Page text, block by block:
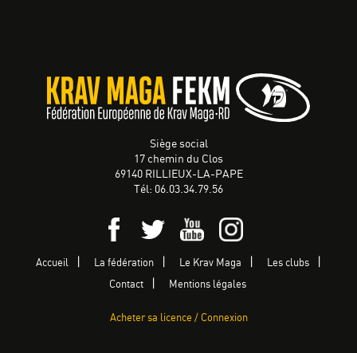
Siège social
17 chemin du Clos
69140 RILLIEUX-LA-PAPE
Tél: 06.03.34.79.56
Accueil La fédération Le Krav Maga Les clubs
Contact Mentions légales
Acheter sa licence / Connexion